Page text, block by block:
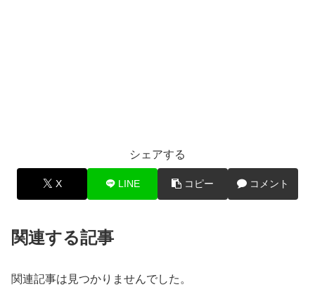
シェアする
X LINE コピー コメント
関連する記事
関連記事は見つかりませんでした。